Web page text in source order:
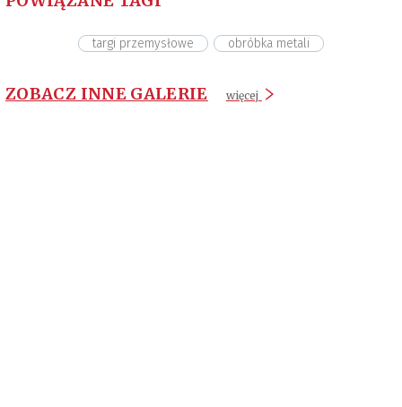
targi przemysłowe obróbka metali
ZOBACZ INNE GALERIE więcej